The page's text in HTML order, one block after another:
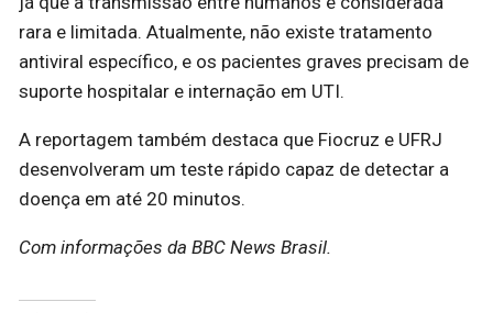
rara e limitada. Atualmente, não existe tratamento
antiviral específico, e os pacientes graves precisam de
suporte hospitalar e internação em UTI.
A reportagem também destaca que Fiocruz e UFRJ
desenvolveram um teste rápido capaz de detectar a
doença em até 20 minutos.
Com informações da BBC News Brasil.